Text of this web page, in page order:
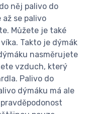
něj palivo do
se palivo
Můžete je také
Takto je dýmák
nasměrujete
vzduch, který
Palivo do
dýmáku má ale